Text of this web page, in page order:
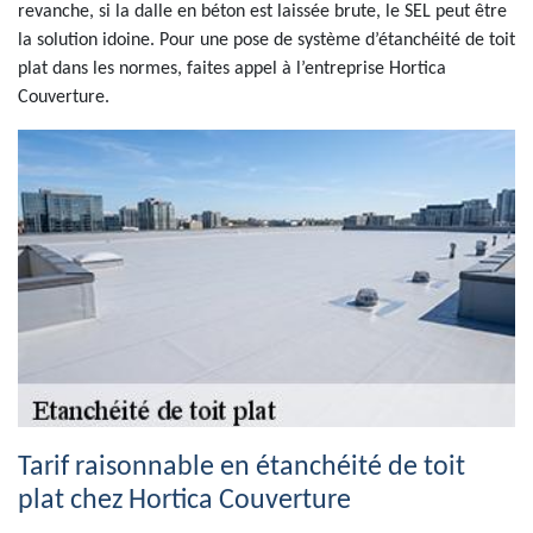
revanche, si la dalle en béton est laissée brute, le SEL peut être
la solution idoine. Pour une pose de système d’étanchéité de toit
plat dans les normes, faites appel à l’entreprise Hortica
Couverture.
Tarif raisonnable en étanchéité de toit
plat chez Hortica Couverture